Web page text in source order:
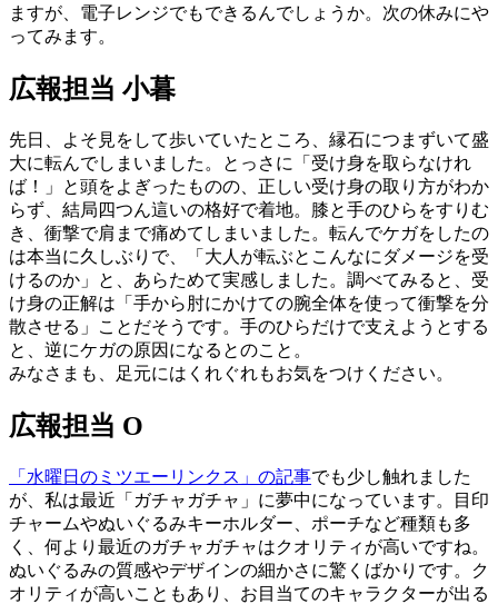
ますが、電子レンジでもできるんでしょうか。次の休みにや
ってみます。
広報担当 小暮
先日、よそ見をして歩いていたところ、縁石につまずいて盛
大に転んでしまいました。とっさに「受け身を取らなけれ
ば！」と頭をよぎったものの、正しい受け身の取り方がわか
らず、結局四つん這いの格好で着地。膝と手のひらをすりむ
き、衝撃で肩まで痛めてしまいました。転んでケガをしたの
は本当に久しぶりで、「大人が転ぶとこんなにダメージを受
けるのか」と、あらためて実感しました。調べてみると、受
け身の正解は「手から肘にかけての腕全体を使って衝撃を分
散させる」ことだそうです。手のひらだけで支えようとする
と、逆にケガの原因になるとのこと。
みなさまも、足元にはくれぐれもお気をつけください。
広報担当 O
「水曜日のミツエーリンクス」の記事でも少し触れました
が、私は最近「ガチャガチャ」に夢中になっています。目印
チャームやぬいぐるみキーホルダー、ポーチなど種類も多
く、何より最近のガチャガチャはクオリティが高いですね。
ぬいぐるみの質感やデザインの細かさに驚くばかりです。ク
オリティが高いこともあり、お目当てのキャラクターが出る